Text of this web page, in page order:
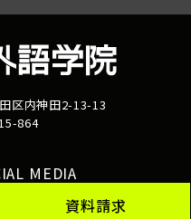
資料請求
区内神田2-13-13
864
MEDIA